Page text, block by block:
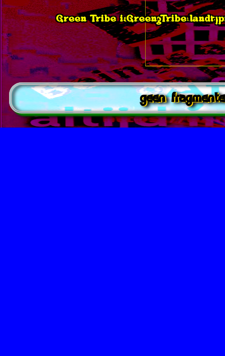
Green Tribe is neergestreken
Green Tribe landt
geen